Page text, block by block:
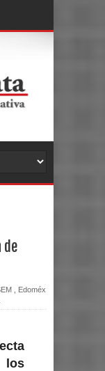
de
Edoméx